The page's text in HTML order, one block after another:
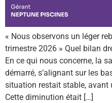
« Nous observons un léger
trimestre 2026 » Quel bilan
En ce qui nous concerne, la
démarré, s’alignant sur les
situation restait stable, avant
Cette diminution était […]